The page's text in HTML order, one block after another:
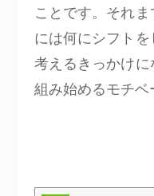
ことです。それ
には何にシフト
考えるきっかけに
組み始めるモチベ